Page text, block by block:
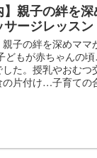
】親子の絆を
サージレッスン
親子の絆を深めマ
どもが赤ちゃんの
た。授乳やおむつ
の片付け…子育ての